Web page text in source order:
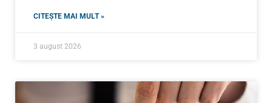
CITEȘTE MAI MULT »
3 august 2026